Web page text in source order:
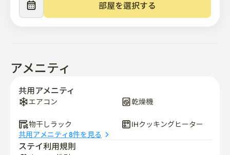
部屋を選択する
アメニティ
共用アメニティ
エアコン 乾燥機
物干しラック
IHクッキングヒーター
共用アメニティ8件を見る
ステイ利用規則